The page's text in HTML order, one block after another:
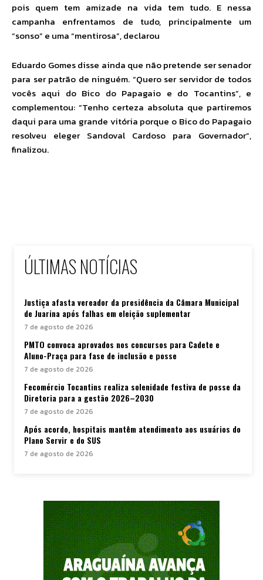
pois quem tem amizade na vida tem tudo. E nessa
campanha enfrentamos de tudo, principalmente um
“sonso” e uma “mentirosa”, declarou
Eduardo Gomes disse ainda que não pretende ser senador
para ser patrão de ninguém. “Quero ser servidor de todos
vocês aqui do Bico do Papagaio e do Tocantins”, e
complementou: “Tenho certeza absoluta que partiremos
daqui para uma grande vitória porque o Bico do Papagaio
resolveu eleger Sandoval Cardoso para Governador”,
finalizou.
ÚLTIMAS NOTÍCIAS
Justiça afasta vereador da presidência da Câmara Municipal
de Juarina após falhas em eleição suplementar
7 de agosto de 2026
PMTO convoca aprovados nos concursos para Cadete e
Aluno-Praça para fase de inclusão e posse
7 de agosto de 2026
Fecomércio Tocantins realiza solenidade festiva de posse da
Diretoria para a gestão 2026–2030
7 de agosto de 2026
Após acordo, hospitais mantêm atendimento aos usuários do
Plano Servir e do SUS
7 de agosto de 2026